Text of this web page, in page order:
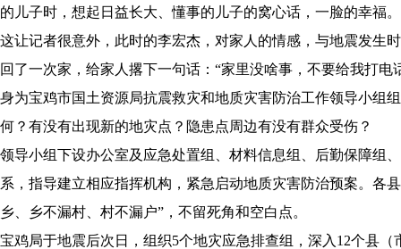
的儿子时，想起日益长大、懂事的儿子的窝心话，一脸的幸福。
这让记者很意外，此时的李宏杰，对家人的情感，与地震发生
回了一次家，给家人撂下一句话：“家里没啥事，不要给我打电
身为宝鸡市国土资源局抗震救灾和地质灾害防治工作领导小组
何？有没有出现新的地灾点？隐患点周边有没有群众受伤？
领导小组下设办公室及应急处置组、材料信息组、后勤保障组
系，指导建立相应指挥机构，紧急启动地质灾害防治预案。各
乡、乡不漏村、村不漏户”，不留死角和空白点。
宝鸡局于地震后次日，组织5个地灾应急排查组，深入12个县